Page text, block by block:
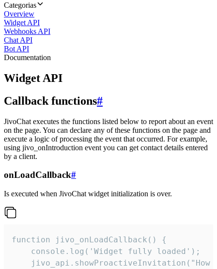
Categorias
Overview
Widget API
Webhooks API
Chat API
Bot API
Documentation
Widget API
Callback functions#
JivoChat executes the functions listed below to report about an event
on the page. You can declare any of these functions on the page and
execute a logic of processing the event that occurred. For example,
using jivo_onIntroduction event you can get contact details entered
by a client.
onLoadCallback#
Is executed when JivoChat widget initialization is over.
function jivo_onLoadCallback() {
    console.log('Widget fully loaded');
jivo_api.showProactiveInvitation("How